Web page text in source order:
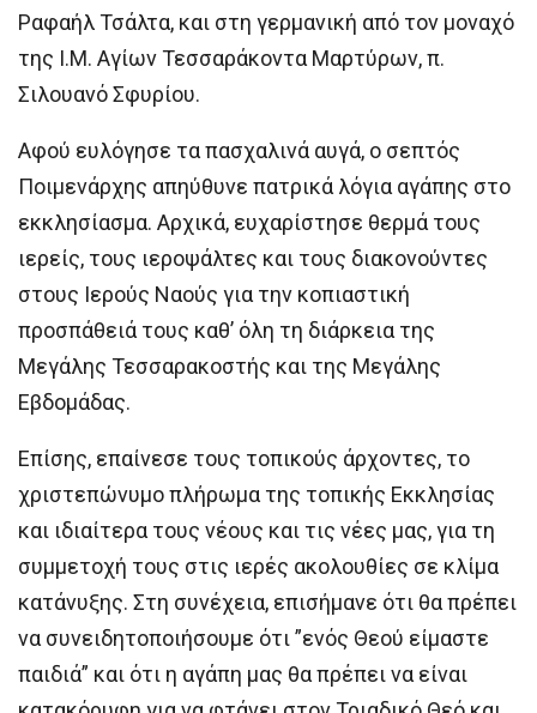
Ραφαήλ Τσάλτα, και στη γερμανική από τον μοναχό
της Ι.Μ. Αγίων Τεσσαράκοντα Μαρτύρων, π.
Σιλουανό Σφυρίου.
Αφού ευλόγησε τα πασχαλινά αυγά, ο σεπτός
Ποιμενάρχης απηύθυνε πατρικά λόγια αγάπης στο
εκκλησίασμα. Αρχικά, ευχαρίστησε θερμά τους
ιερείς, τους ιεροψάλτες και τους διακονούντες
στους Ιερούς Ναούς για την κοπιαστική
προσπάθειά τους καθ’ όλη τη διάρκεια της
Μεγάλης Τεσσαρακοστής και της Μεγάλης
Εβδομάδας.
Επίσης, επαίνεσε τους τοπικούς άρχοντες, το
χριστεπώνυμο πλήρωμα της τοπικής Εκκλησίας
και ιδιαίτερα τους νέους και τις νέες μας, για τη
συμμετοχή τους στις ιερές ακολουθίες σε κλίμα
κατάνυξης. Στη συνέχεια, επισήμανε ότι θα πρέπει
να συνειδητοποιήσουμε ότι ”ενός Θεού είμαστε
παιδιά” και ότι η αγάπη μας θα πρέπει να είναι